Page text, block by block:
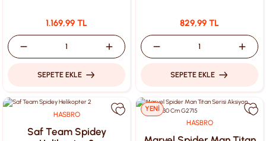
1.169,99 TL
SEPETE EKLE
829,99 TL
SEPETE EKLE
HASBRO
Saf Team Spidey
YENİ
HASBRO